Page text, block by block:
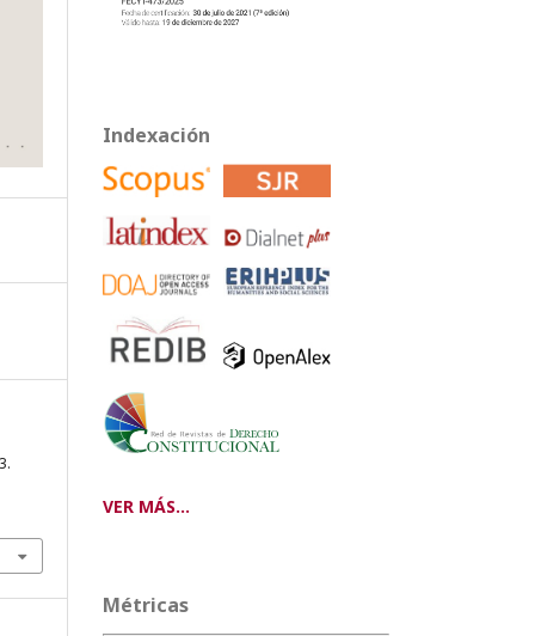
Indexación
VER MÁS...
Métricas